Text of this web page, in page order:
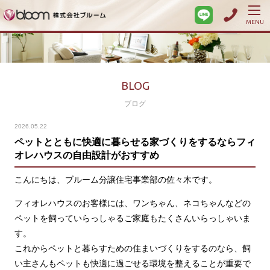
MENU
BLOG
ブログ
2026.05.22
ペットとともに快適に暮らせる家づくりをするならフィ
オレハウスの自由設計がおすすめ
こんにちは、ブルーム分譲住宅事業部の佐々木です。
フィオレハウスのお客様には、ワンちゃん、ネコちゃんなどの
ペットを飼っていらっしゃるご家庭もたくさんいらっしゃいま
す。
これからペットと暮らすための住まいづくりをするのなら、飼
い主さんもペットも快適に過ごせる環境を整えることが重要で